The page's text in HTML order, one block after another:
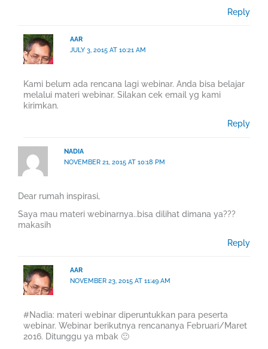
Reply
AAR
JULY 3, 2015 AT 10:21 AM
Kami belum ada rencana lagi webinar. Anda bisa belajar
melalui materi webinar. Silakan cek email yg kami
kirimkan.
Reply
NADIA
NOVEMBER 21, 2015 AT 10:18 PM
Dear rumah inspirasi,
Saya mau materi webinarnya..bisa dilihat dimana ya???
makasih
Reply
AAR
NOVEMBER 23, 2015 AT 11:49 AM
#Nadia: materi webinar diperuntukkan para peserta
webinar. Webinar berikutnya rencananya Februari/Maret
2016. Ditunggu ya mbak 🙂